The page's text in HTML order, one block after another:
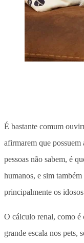
É bastante comum
afirmarem que possuem
pessoas não sabem, é
humanos, e sim
principalmente os
O cálculo renal, como é
grande escala nos pets,